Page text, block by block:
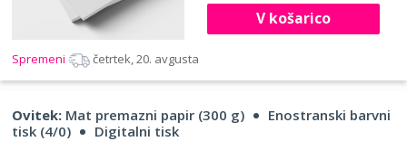
V košarico
Spremeni četrtek, 20. avgusta
Ovitek: Mat premazni papir (300 g)
Enostranski barvni
tisk (4/0)
Digitalni tisk